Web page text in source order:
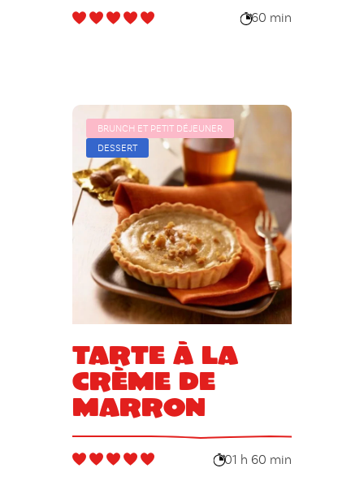
60 min
BRUNCH ET PETIT DÉJEUNER
DESSERT
Tarte à la
crème de
marron
01 h 60 min